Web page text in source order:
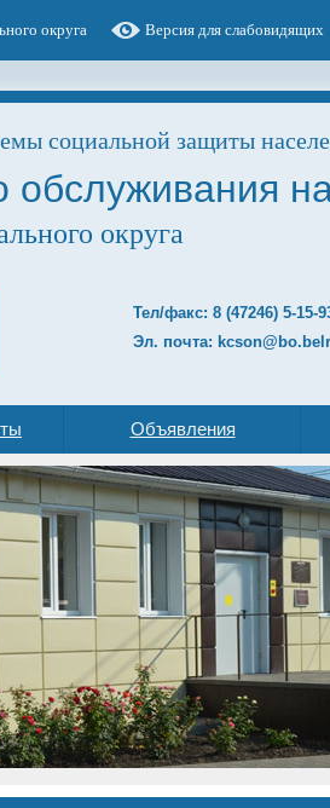
округа Версия для слабовидящих
социальной защиты
обслуживания
округа
Тел/факс: 8 (47246) 5-15-
Эл. почта:
Объявления